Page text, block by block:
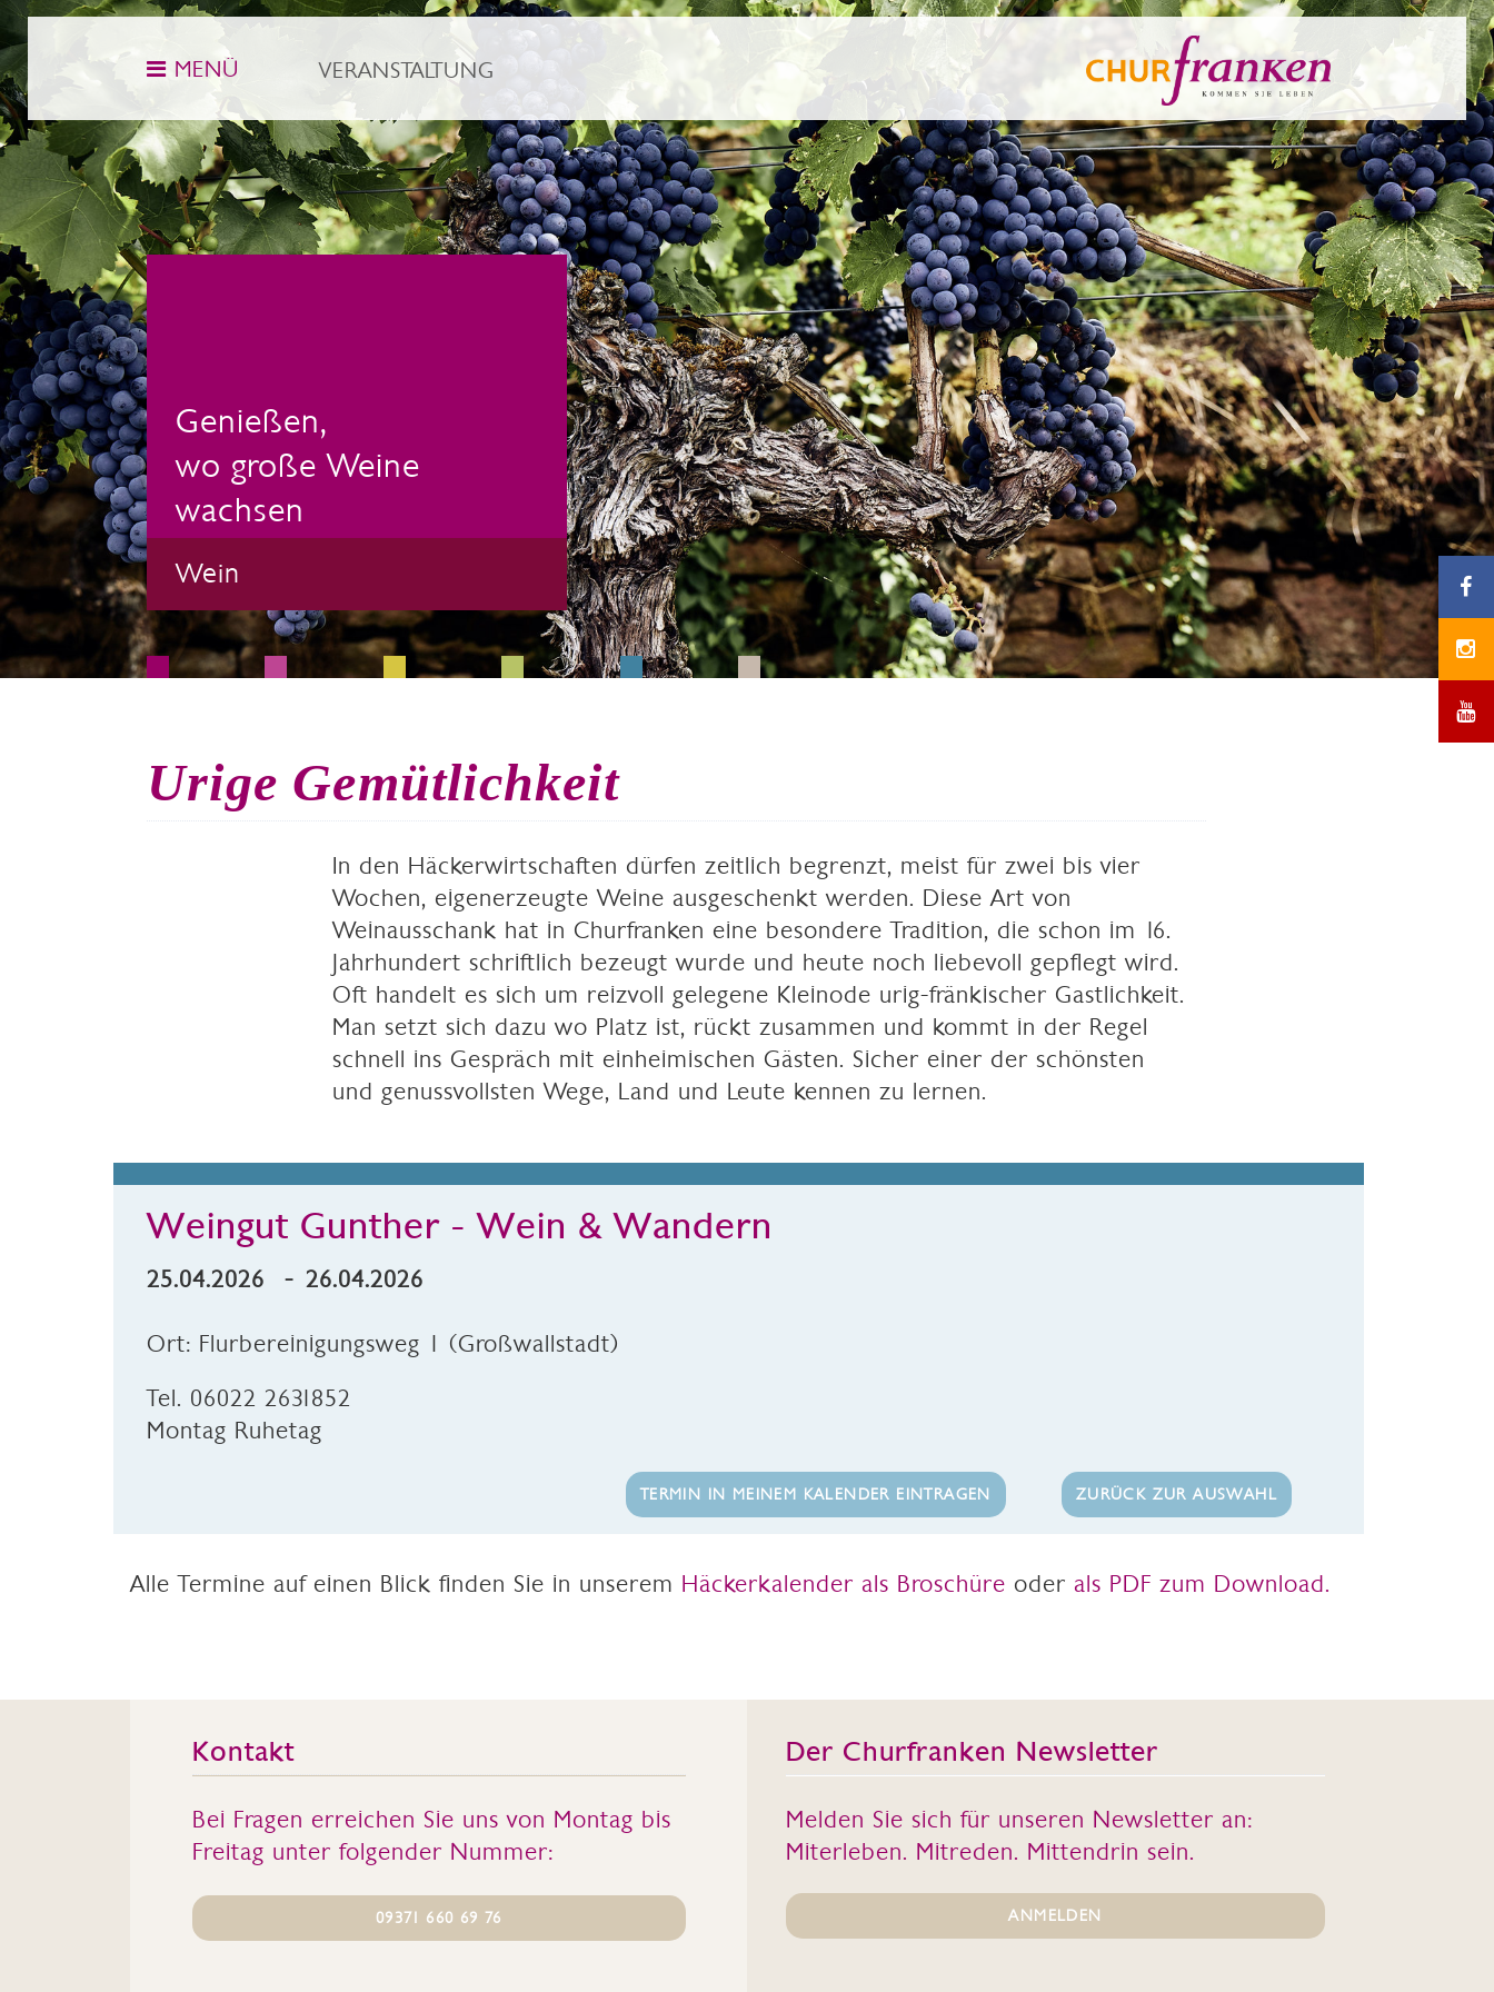
VERANSTALTUNG
MENÜ
Genießen,
wo große Weine
wachsen
Wein
Urige Gemütlichkeit
In den Häckerwirtschaften dürfen zeitlich begrenzt, meist für zwei bis vier
Wochen, eigenerzeugte Weine ausgeschenkt werden. Diese Art von
Weinausschank hat in Churfranken eine besondere Tradition, die schon im 16.
Jahrhundert schriftlich bezeugt wurde und heute noch liebevoll gepflegt wird.
Oft handelt es sich um reizvoll gelegene Kleinode urig-fränkischer Gastlichkeit.
Man setzt sich dazu wo Platz ist, rückt zusammen und kommt in der Regel
schnell ins Gespräch mit einheimischen Gästen. Sicher einer der schönsten
und genussvollsten Wege, Land und Leute kennen zu lernen.
Weingut Gunther - Wein & Wandern
25.04.2026 - 26.04.2026
Ort: Flurbereinigungsweg 1 (Großwallstadt)
Tel. 06022 2631852
Montag Ruhetag
ZURÜCK ZUR AUSWAHL
TERMIN IN MEINEM KALENDER EINTRAGEN
Alle Termine auf einen Blick finden Sie in unserem Häckerkalender als Broschüre oder als PDF zum Download.
Kontakt
Bei Fragen erreichen Sie uns von Montag bis
Freitag unter folgender Nummer:
09371 660 69 76
Der Churfranken Newsletter
Melden Sie sich für unseren Newsletter an:
Miterleben. Mitreden. Mittendrin sein.
ANMELDEN